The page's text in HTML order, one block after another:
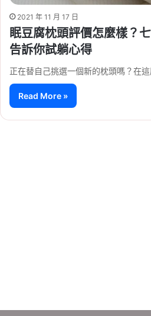
2021 年 11 月 17 日
眠豆腐枕頭評價怎麼樣？
告訴你試躺心得
正在替自己挑選一個新的枕頭嗎？在
Read More »